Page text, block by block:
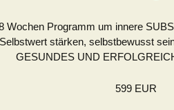
Wochen Programm um innere
Selbstwert stärken, selbstbewusst
GESUNDES UND
599 EUR